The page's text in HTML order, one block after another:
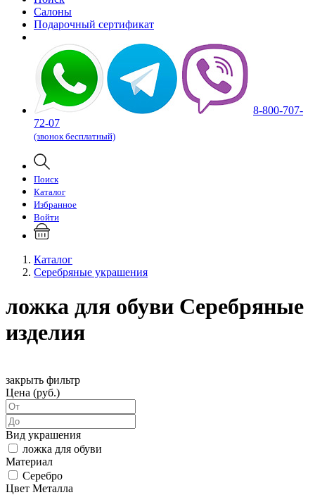
Салоны
Подарочный сертификат
8-800-707-
72-07
(звонок бесплатный)
Поиск
Каталог
Избранное
Войти
Каталог
Серебряные украшения
ложка для обуви Серебряные
изделия
закрыть фильтр
Цена (руб.)
Вид украшения
ложка для обуви
Материал
Серебро
Цвет Металла